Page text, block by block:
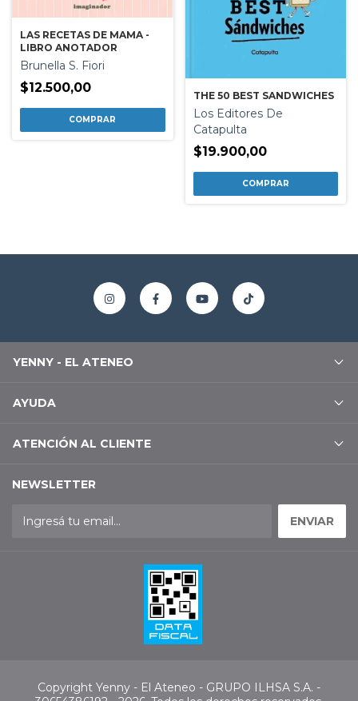
LAS RECETAS DE MAMA -
LIBRO ANOTADOR
Brunella S. Fiori
$12.500,00
THE 50 BEST SANDWICHES
Los Editores De
Catapulta
$19.900,00
YENNY - EL ATENEO
AYUDA
ATENCIÓN AL CLIENTE
NEWSLETTER
Copyright Yenny - El Ateneo - GRUPO ILHSA S.A. -